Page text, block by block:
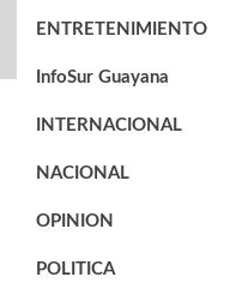
ENTRETENIMIENTO
InfoSur Guayana
INTERNACIONAL
NACIONAL
OPINION
POLITICA